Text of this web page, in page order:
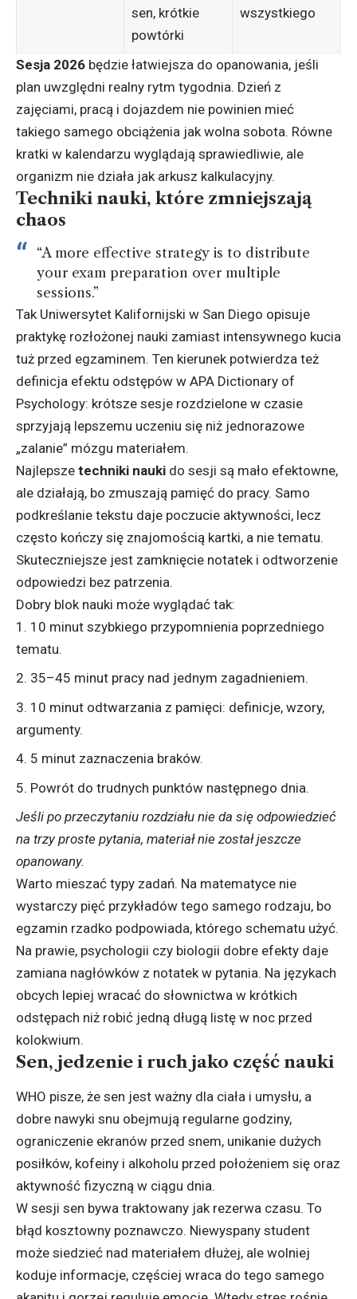
sen, krótkie
powtórki
wszystkiego
Sesja 2026 będzie łatwiejsza do opanowania, jeśli
plan uwzględni realny rytm tygodnia. Dzień z
zajęciami, pracą i dojazdem nie powinien mieć
takiego samego obciążenia jak wolna sobota. Równe
kratki w kalendarzu wyglądają sprawiedliwie, ale
organizm nie działa jak arkusz kalkulacyjny.
Techniki nauki, które zmniejszają
chaos
“A more effective strategy is to distribute
your exam preparation over multiple
sessions.”
Tak Uniwersytet Kalifornijski w San Diego opisuje
praktykę rozłożonej nauki zamiast intensywnego kucia
tuż przed egzaminem. Ten kierunek potwierdza też
definicja efektu odstępów w APA Dictionary of
Psychology: krótsze sesje rozdzielone w czasie
sprzyjają lepszemu uczeniu się niż jednorazowe
„zalanie” mózgu materiałem.
Najlepsze techniki nauki do sesji są mało efektowne,
ale działają, bo zmuszają pamięć do pracy. Samo
podkreślanie tekstu daje poczucie aktywności, lecz
często kończy się znajomością kartki, a nie tematu.
Skuteczniejsze jest zamknięcie notatek i odtworzenie
odpowiedzi bez patrzenia.
Dobry blok nauki może wyglądać tak:
10 minut szybkiego przypomnienia poprzedniego
tematu.
35–45 minut pracy nad jednym zagadnieniem.
10 minut odtwarzania z pamięci: definicje, wzory,
argumenty.
5 minut zaznaczenia braków.
Powrót do trudnych punktów następnego dnia.
Jeśli po przeczytaniu rozdziału nie da się odpowiedzieć
na trzy proste pytania, materiał nie został jeszcze
opanowany.
Warto mieszać typy zadań. Na matematyce nie
wystarczy pięć przykładów tego samego rodzaju, bo
egzamin rzadko podpowiada, którego schematu użyć.
Na prawie, psychologii czy biologii dobre efekty daje
zamiana nagłówków z notatek w pytania. Na językach
obcych lepiej wracać do słownictwa w krótkich
odstępach niż robić jedną długą listę w noc przed
kolokwium.
Sen, jedzenie i ruch jako część nauki
WHO pisze, że sen jest ważny dla ciała i umysłu, a
dobre nawyki snu obejmują regularne godziny,
ograniczenie ekranów przed snem, unikanie dużych
posiłków, kofeiny i alkoholu przed położeniem się oraz
aktywność fizyczną w ciągu dnia.
W sesji sen bywa traktowany jak rezerwa czasu. To
błąd kosztowny poznawczo. Niewyspany student
może siedzieć nad materiałem dłużej, ale wolniej
koduje informacje, częściej wraca do tego samego